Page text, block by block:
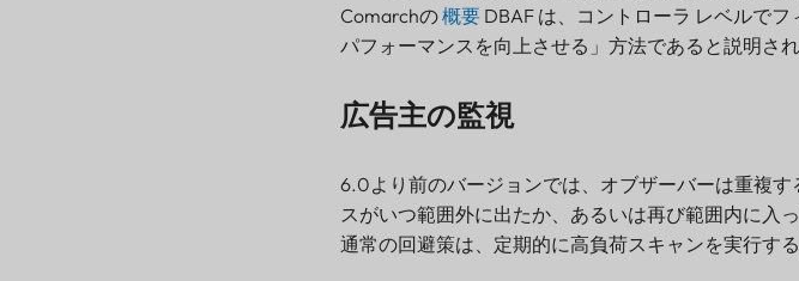
Comarchの概要DBAF は、コントローラ レベルでフ
パフォーマンスを向上させる」方法であると説明さ
広告主の監視
6.0より前のバージョンでは、オブザーバーは重複
スがいつ範囲外に出たか、あるいは再び範囲内に入
通常の回避策は、定期的に高負荷スキャンを実行す